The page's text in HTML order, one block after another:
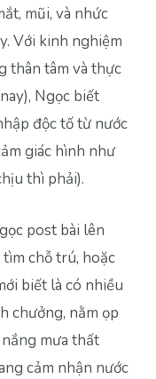
mũi, và nhức
Với kinh nghiệm
thân tâm và thực
Ngọc biết
độc tố từ nước
giác hình như
thì phải).
post bài lên
chỗ trú, hoặc
biết là có nhiều
chưởng, nằm ọp
mưa thất
cảm nhận nước